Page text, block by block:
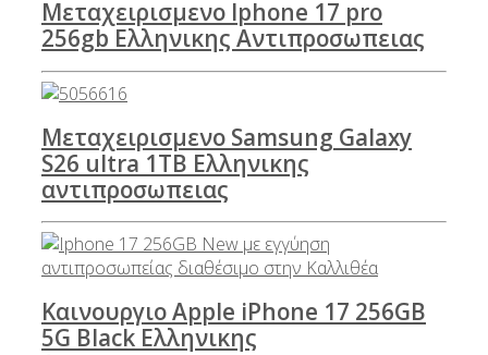
Μεταχειρισμενο Iphone 17 pro
256gb Ελληνικης Αντιπροσωπειας
Μεταχειρισμενο Samsung Galaxy
S26 ultra 1TB Ελληνικης
αντιπροσωπειας
Καινουργιο Apple iPhone 17 256GB
5G Black Ελληνικης